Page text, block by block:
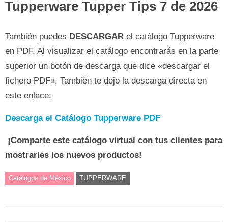
Tupperware Tupper Tips 7 de 2026
También puedes DESCARGAR el catálogo Tupperware
en PDF. Al visualizar el catálogo encontrarás en la parte
superior un botón de descarga que dice «descargar el
fichero PDF». También te dejo la descarga directa en
este enlace:
Descarga el Catálogo Tupperware PDF
¡Comparte este catálogo virtual con tus clientes para
mostrarles los nuevos productos!
Catálogos de México TUPPERWARE